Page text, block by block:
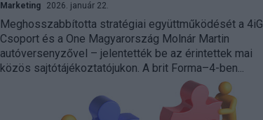
Marketing 2026. január 22.
Meghosszabbította stratégiai együttműködését a 4iG
Csoport és a One Magyarország Molnár Martin
autóversenyzővel – jelentették be az érintettek mai
közös sajtótájékoztatójukon. A brit Forma–4-ben...